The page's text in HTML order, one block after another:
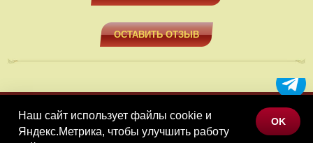
ОСТАВИТЬ ОТЗЫВ
МЕНЮ
КАТАЛОГ ТОВАРОВ
Наш сайт использует файлы cookie и
Яндекс.Метрика, чтобы улучшить работу
OK